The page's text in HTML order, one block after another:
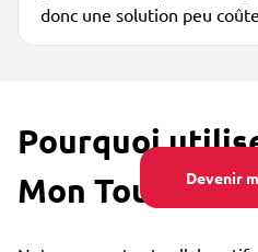
Devenir
donc une solution peu
Pourquoi
Mon Toutou ?